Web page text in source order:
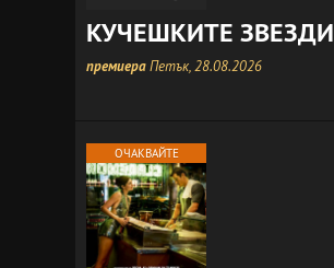
КУЧЕШКИТЕ ЗВЕЗДИ
премиераПетък, 28.08.2026
ОЧАКВАЙТЕ